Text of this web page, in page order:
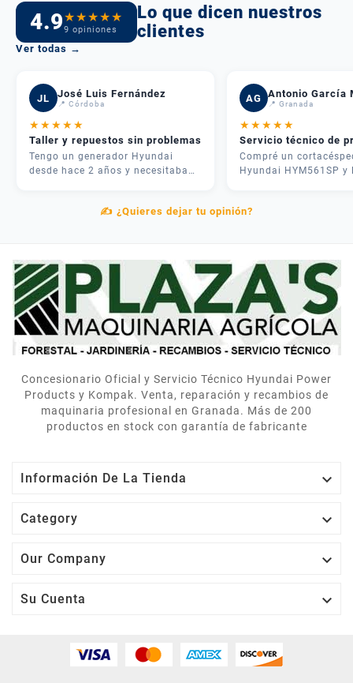
4.9★★★★★
9 opiniones
Lo que dicen nuestros
clientes
Ver todas →
JL José Luis Fernández
📍 Córdoba
★★★★★
Taller y repuestos sin problemas
Tengo un generador Hyundai
desde hace 2 años y necesitaba
claro y en 3 días lo tenía como
AG Antonio García
📍 Granada
★★★★★
Servicio técnico de
Compré un
Hyundai HYM561SP y
teléfono y me
explicó cómo usarlo
correctamente. Muy
contentos.
✍️ ¿Quieres dejar tu opinión?
Concesionario Oficial y Servicio Técnico Hyundai Power
Products y Kompak. Venta, reparación y recambios de
maquinaria profesional en Granada. Más de 200
productos en stock con garantía de fabricante
Información De La Tienda 
Category 
Our Company 
Su Cuenta 